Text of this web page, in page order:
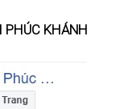
PHÚC KHÁNH